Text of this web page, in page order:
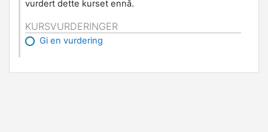
vurdert dette kurset ennå.
KURSVURDERINGER
Gi en vurdering